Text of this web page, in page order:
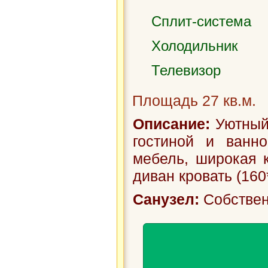
Детская
В любой
можете
решётками
Специально
На
кухней
Для наших
Сплит-система
Холодильник
Телевизор
Площадь 27 кв.м.
Описание:
гостиной и
мебель, широкая
диван кровать
Санузел: